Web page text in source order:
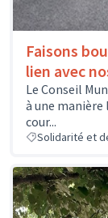
Faisons
lien avec
Le Conseil
à une manière
cour...
Solidarité et